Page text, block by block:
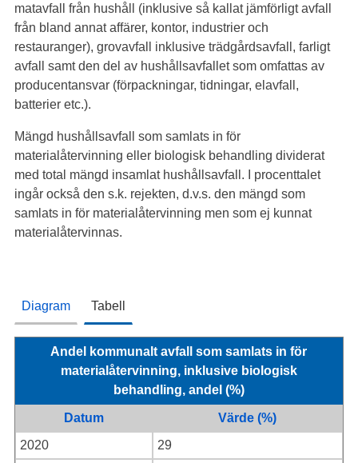
matavfall från hushåll (inklusive så kallat jämförligt avfall
från bland annat affärer, kontor, industrier och
restauranger), grovavfall inklusive trädgårdsavfall, farligt
avfall samt den del av hushållsavfallet som omfattas av
producentansvar (förpackningar, tidningar, elavfall,
batterier etc.).
Mängd hushållsavfall som samlats in för
materialåtervinning eller biologisk behandling dividerat
med total mängd insamlat hushållsavfall. I procenttalet
ingår också den s.k. rejekten, d.v.s. den mängd som
samlats in för materialåtervinning men som ej kunnat
materialåtervinnas.
Diagram Tabell
Andel kommunalt avfall som samlats in för
materialåtervinning, inklusive biologisk
behandling, andel (%)
Datum
Värde (%)
2020
29